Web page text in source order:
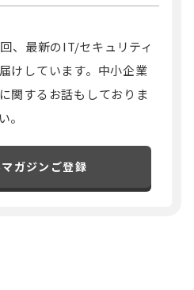
、最新のIT/セキュリティ
けしています。中小企業
関するお話もしておりま
。
ガジンご登録